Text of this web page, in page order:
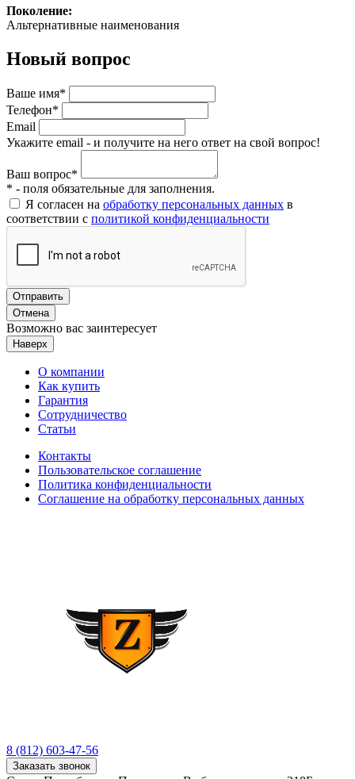
Поколение:
Альтернативные наименования
Новый вопрос
Ваше имя*
Телефон*
Email
Укажите email - и получите на него ответ на свой вопрос!
Ваш вопрос*
* - поля обязательные для заполнения.
Я согласен на обработку персональных данных в
соответствии с политикой конфиденциальности
Отправить
Отмена
Возможно вас заинтересует
Наверх
О компании
Как купить
Гарантия
Сотрудничество
Статьи
Контакты
Пользовательское соглашение
Политика конфиденциальности
Соглашение на обработку персональных данных
8 (812) 603-47-56
Заказать звонок